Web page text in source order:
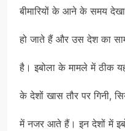
बीमारियों के आने के समय
हो जाते हैं और उस देश का
है। इबोला के मामले में ठीक
के देशों खास तौर पर गिनी,
में नजर आते हैं। इन देशों में